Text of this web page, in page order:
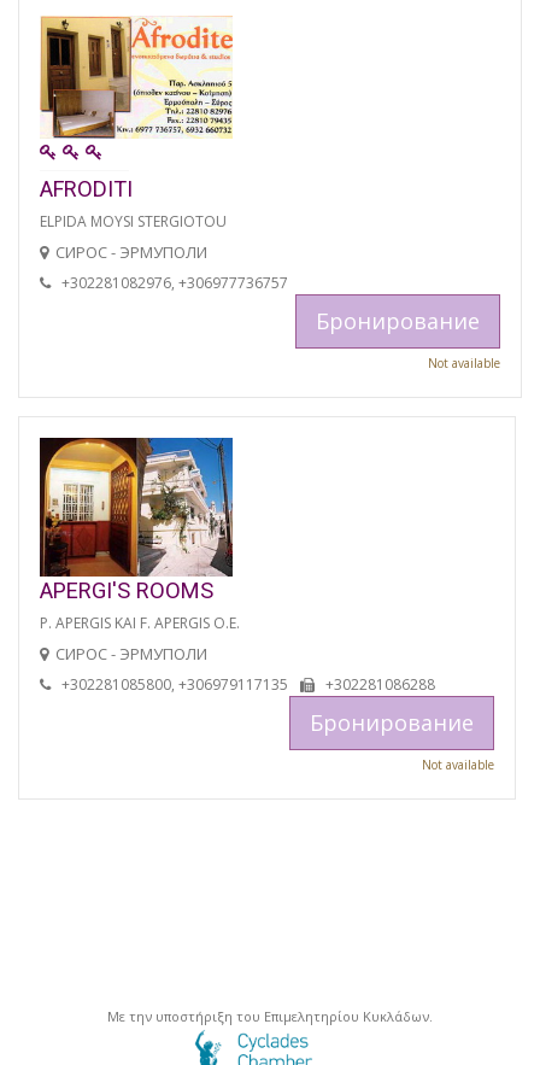
AFRODITI
ELPIDA MOYSI STERGIOTOU
СИРОС - ЭРМУПОЛИ
+302281082976, +306977736757
Бронирование
Not available
APERGI'S ROOMS
P. APERGIS KAI F. APERGIS O.E.
СИРОС - ЭРМУПОЛИ
+302281085800, +306979117135 +302281086288
Бронирование
Not available
Με την υποστήριξη του Επιμελητηρίου Κυκλάδων.